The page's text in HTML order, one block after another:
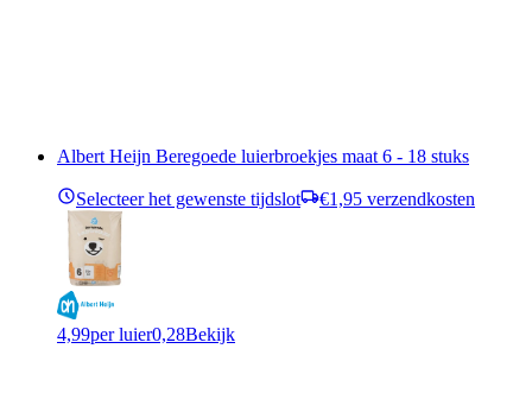
Albert Heijn Beregoede luierbroekjes maat 6 - 18 stuks
Selecteer het gewenste tijdslot €1,95 verzendkosten
4,99per luier0,28Bekijk